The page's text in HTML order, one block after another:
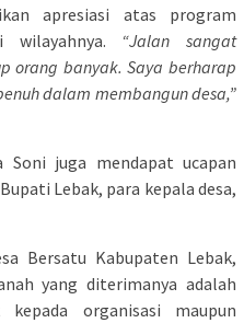
apresiasi atas program
wilayahnya. “Jalan sangat
orang banyak. Saya berharap
dalam membangun desa,”
Soni juga mendapat ucapan
Lebak, para kepala desa,
Bersatu Kabupaten Lebak,
yang diterimanya adalah
organisasi maupun